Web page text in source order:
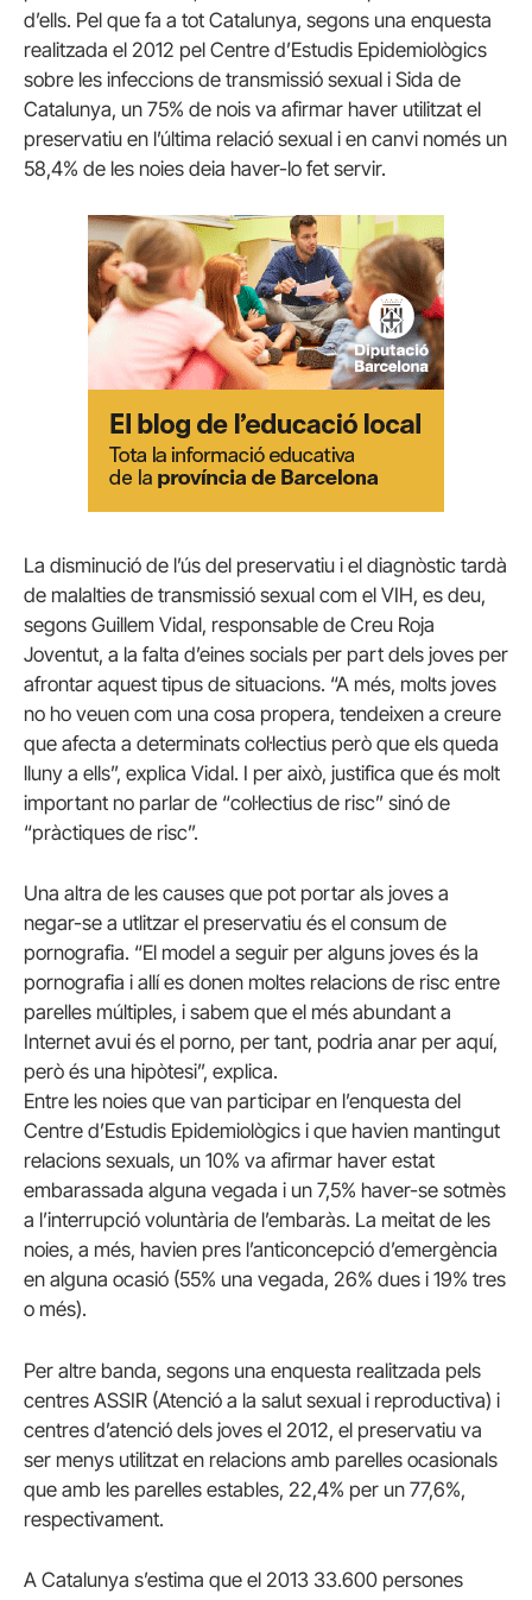
d’ells. Pel que fa a tot Catalunya, segons una enquesta
realitzada el 2012 pel Centre d’Estudis Epidemiològics
sobre les infeccions de transmissió sexual i Sida de
Catalunya, un 75% de nois va afirmar haver utilitzat el
preservatiu en l’última relació sexual i en canvi només un
58,4% de les noies deia haver-lo fet servir.
La disminució de l’ús del preservatiu i el diagnòstic tardà
de malalties de transmissió sexual com el VIH, es deu,
segons Guillem Vidal, responsable de Creu Roja
Joventut, a la falta d’eines socials per part dels joves per
afrontar aquest tipus de situacions. “A més, molts joves
no ho veuen com una cosa propera, tendeixen a creure
que afecta a determinats col·lectius però que els queda
lluny a ells”, explica Vidal. I per això, justifica que és molt
important no parlar de “col·lectius de risc” sinó de
“pràctiques de risc”.
Una altra de les causes que pot portar als joves a
negar-se a utlitzar el preservatiu és el consum de
pornografia. “El model a seguir per alguns joves és la
pornografia i allí es donen moltes relacions de risc entre
parelles múltiples, i sabem que el més abundant a
Internet avui és el porno, per tant, podria anar per aquí,
però és una hipòtesi”, explica.
Entre les noies que van participar en l’enquesta del
Centre d’Estudis Epidemiològics i que havien mantingut
relacions sexuals, un 10% va afirmar haver estat
embarassada alguna vegada i un 7,5% haver-se sotmès
a l’interrupció voluntària de l’embaràs. La meitat de les
noies, a més, havien pres l’anticoncepció d’emergència
en alguna ocasió (55% una vegada, 26% dues i 19% tres
o més).
Per altre banda, segons una enquesta realitzada pels
centres ASSIR (Atenció a la salut sexual i reproductiva) i
centres d’atenció dels joves el 2012, el preservatiu va
ser menys utilitzat en relacions amb parelles ocasionals
que amb les parelles estables, 22,4% per un 77,6%,
respectivament.
A Catalunya s’estima que el 2013 33.600 persones